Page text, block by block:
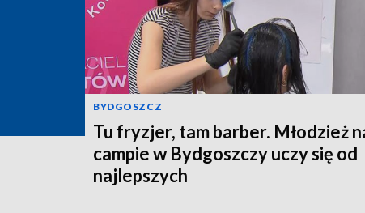
BYDGOSZCZ
Tu fryzjer, tam barber. Młodzież
campie w Bydgoszczy uczy się od
najlepszych